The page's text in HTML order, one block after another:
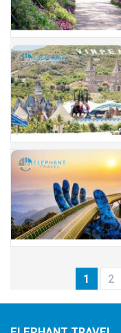
1 2